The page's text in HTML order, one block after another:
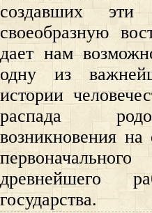
создавших эти
своеобразную
дает нам
одну из
истории
распада
возникновения на
древнейшего
государства.